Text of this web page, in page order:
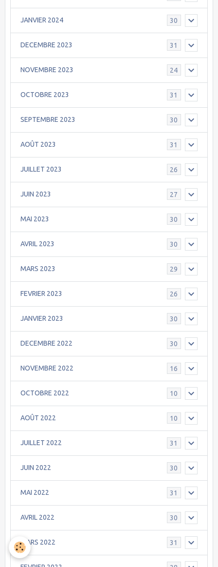
JANVIER 2024 30
DECEMBRE 2023 31
NOVEMBRE 2023 24
OCTOBRE 2023 31
SEPTEMBRE 2023 30
AOÛT 2023 31
JUILLET 2023 26
JUIN 2023 27
MAI 2023 30
AVRIL 2023 30
MARS 2023 29
FEVRIER 2023 26
JANVIER 2023 30
DECEMBRE 2022 30
NOVEMBRE 2022 16
OCTOBRE 2022 10
AOÛT 2022 10
JUILLET 2022 31
JUIN 2022 30
MAI 2022 31
AVRIL 2022 30
MARS 2022 31